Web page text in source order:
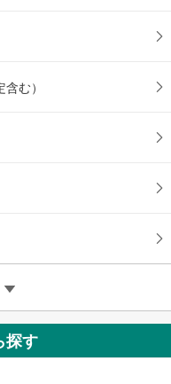
む）
探す